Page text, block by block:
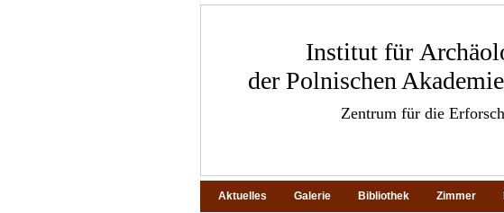
Institut für
der Polnischen
Zentrum für die
Aktuelles Galerie Bibliothek Zimmer